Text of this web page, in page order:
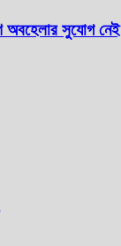
অবহেলার সুযোগ নেই